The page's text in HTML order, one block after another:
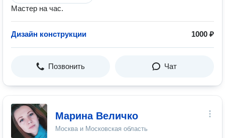
Мастер на час.
Дизайн конструкции 1000 ₽
Позвонить Чат
Марина Величко
Москва и Московская область